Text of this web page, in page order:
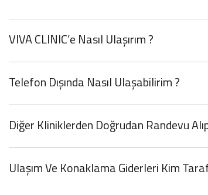
VIVA CLINIC’e Nasıl Ulaşırım ?
Telefon Dışında Nasıl Ulaşabilirim ?
Diğer Kliniklerden Doğrudan Randevu
Ulaşım Ve Konaklama Giderleri Kim